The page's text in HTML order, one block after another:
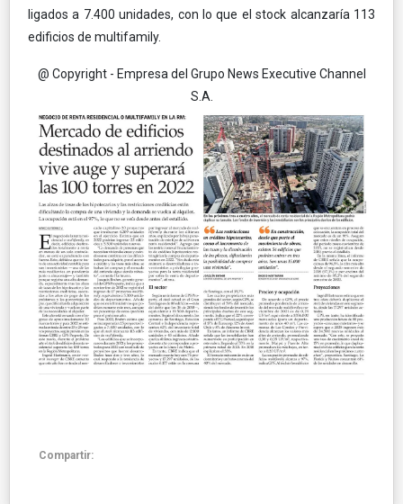
ligados a 7.400 unidades, con lo que el stock alcanzaría 113
edificios de multifamily.
@ Copyright - Empresa del Grupo News Executive Channel
S.A.
Compartir: